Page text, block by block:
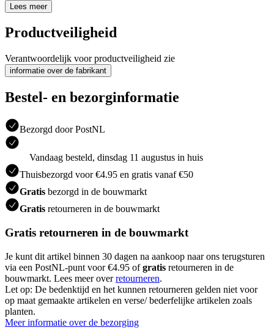
Lees meer
Productveiligheid
Verantwoordelijk voor productveiligheid zie
informatie over de fabrikant
Bestel- en bezorginformatie
Bezorgd door PostNL
Vandaag besteld, dinsdag 11 augustus in huis
Thuisbezorgd voor €4.95 en gratis vanaf €50
Gratis bezorgd in de bouwmarkt
Gratis retourneren in de bouwmarkt
Gratis retourneren in de bouwmarkt
Je kunt dit artikel binnen 30 dagen na aankoop naar ons terugsturen
via een PostNL-punt voor €4.95 ofgratis retourneren in de
bouwmarkt. Lees meer overretourneren.
Let op: De bedenktijd en het kunnen retourneren gelden niet voor
op maat gemaakte artikelen en verse/ bederfelijke artikelen zoals
planten.
Meer informatie over de bezorging